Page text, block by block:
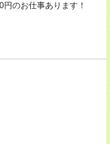
のお仕事あります！